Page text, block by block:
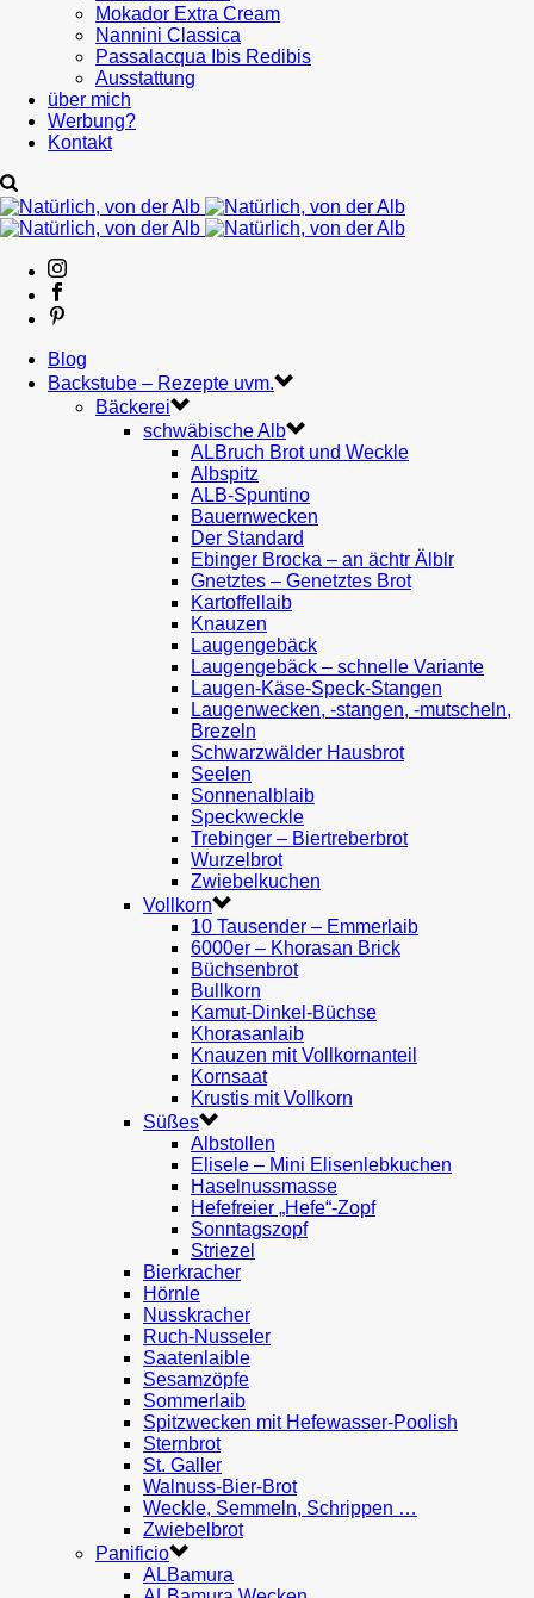
Mokador Extra Cream
Nannini Classica
Passalacqua Ibis Redibis
Ausstattung
über mich
Werbung?
Kontakt
Blog
Backstube – Rezepte uvm.
Bäckerei
schwäbische Alb
ALBruch Brot und Weckle
Albspitz
ALB-Spuntino
Bauernwecken
Der Standard
Ebinger Brocka – an ächtr Älblr
Gnetztes – Genetztes Brot
Kartoffellaib
Knauzen
Laugengebäck
Laugengebäck – schnelle Variante
Laugen-Käse-Speck-Stangen
Laugenwecken, -stangen, -mutscheln,
Brezeln
Schwarzwälder Hausbrot
Seelen
Sonnenalblaib
Speckweckle
Trebinger – Biertreberbrot
Wurzelbrot
Zwiebelkuchen
Vollkorn
10 Tausender – Emmerlaib
6000er – Khorasan Brick
Büchsenbrot
Bullkorn
Kamut-Dinkel-Büchse
Khorasanlaib
Knauzen mit Vollkornanteil
Kornsaat
Krustis mit Vollkorn
Süßes
Albstollen
Elisele – Mini Elisenlebkuchen
Haselnussmasse
Hefefreier „Hefe“-Zopf
Sonntagszopf
Striezel
Bierkracher
Hörnle
Nusskracher
Ruch-Nusseler
Saatenlaible
Sesamzöpfe
Sommerlaib
Spitzwecken mit Hefewasser-Poolish
Sternbrot
St. Galler
Walnuss-Bier-Brot
Weckle, Semmeln, Schrippen …
Zwiebelbrot
Panificio
ALBamura